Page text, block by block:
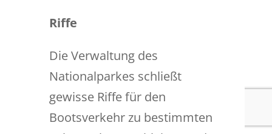
Riffe
Die Verwaltung des
Nationalparkes schließt
gewisse Riffe für den
Bootsverkehr zu bestimmten